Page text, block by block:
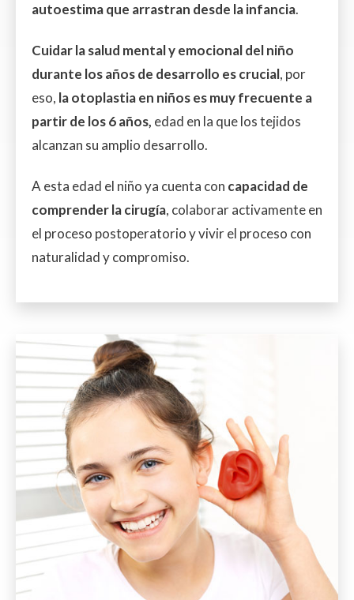
autoestima que arrastran desde la infancia.
Cuidar la salud mental y emocional del niño
durante los años de desarrollo es crucial, por
eso, la otoplastia en niños es muy frecuente a
partir de los 6 años, edad en la que los tejidos
alcanzan su amplio desarrollo.
A esta edad el niño ya cuenta con capacidad de
comprender la cirugía, colaborar activamente en
el proceso postoperatorio y vivir el proceso con
naturalidad y compromiso.